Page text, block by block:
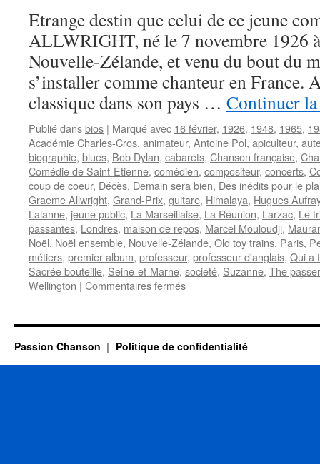
Etrange destin que celui de ce jeune
ALLWRIGHT, né le 7 novembre 1926
Nouvelle-Zélande, et venu du bout du
s’installer comme chanteur en France.
classique dans son pays … Continuer
Publié dansbios | Marqué avec 16 février, 1926, 1948, 1965,
Académie Charles-Cros, animateur, Antoine Pol, apiculteur,
biographie, blues, Bob Dylan, cabarets, Chanson française,
Comédie de Saint-Etienne, comédien, compositeur, concerts,
coup de coeur, Décès, Demain sera bien, Des inédits pour le
Graeme Allwright, Grand-Prix, guitare, Himalaya, Hugues Aufray
Lalanne, jeune public, La Marseillaise, La Réunion, Larzac, Le
passantes, Londres, maison de repos, Marcel Mouloudji,
Noël, Noël ensemble, Nouvelle-Zélande, Old toy trains, Paris,
métiers, premier album, professeur, professeur d'anglais, Qui a
Sacrée bouteille, Seine-et-Marne, société, Suzanne, The
Wellington | Commentaires ferméssur
Passion Chanson Politique de confidentialité